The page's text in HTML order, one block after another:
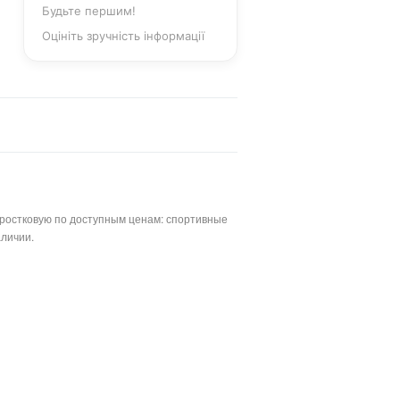
Будьте першим!
Оцініть зручність інформації
по доступным ценам: спортивные